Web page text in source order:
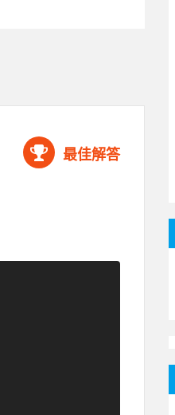
最佳解答